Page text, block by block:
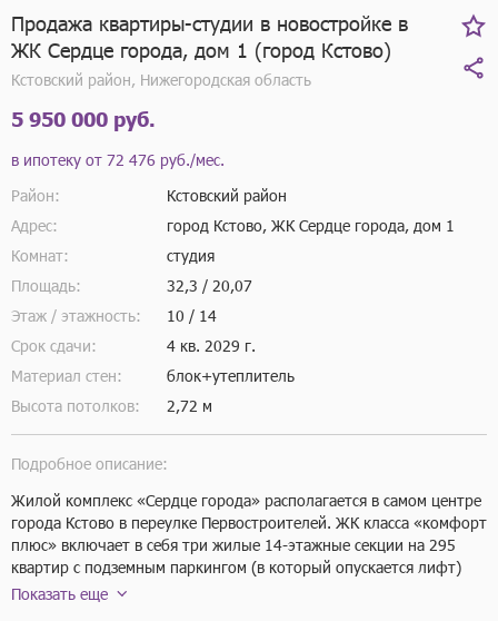
Продажа квартиры-студии в новостройке в
ЖК Сердце города, дом 1 (город Кстово)
Кстовский район, Нижегородская область
5 950 000 руб.
в ипотеку от 72 476 руб./мес.
Район:
Кстовский район
Адрес:
город Кстово, ЖК Сердце города, дом 1
Комнат:
студия
Площадь:
32,3 / 20,07
Этаж / этажность:
10 / 14
Срок сдачи:
4 кв. 2029 г.
Материал стен:
блок+утеплитель
Высота потолков:
2,72 м
Подробное описание:
Жилой комплекс «Сердце города» располагается в самом центре
города Кстово в переулке Первостроителей. ЖК класса «комфорт
плюс» включает в себя три жилые 14-этажные секции на 295
квартир с подземным паркингом (в который опускается лифт)
на 179 машино-мест. Плюс в подземном этаже расположены 38
Показать еще